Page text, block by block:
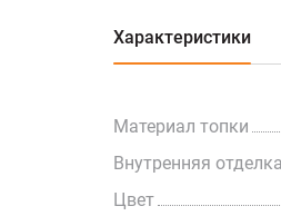
Характеристики
Материал топки
Внутренняя
Цвет